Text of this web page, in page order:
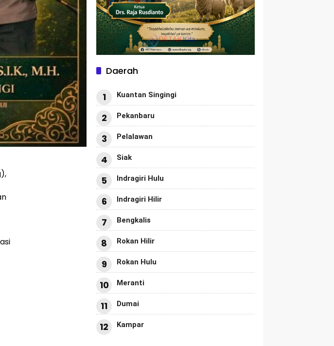
Daerah
1 Kuantan Singingi
2 Pekanbaru
3 Pelalawan
4 Siak
5 Indragiri Hulu
6 Indragiri Hilir
7 Bengkalis
8 Rokan Hilir
9 Rokan Hulu
10 Meranti
11 Dumai
12 Kampar